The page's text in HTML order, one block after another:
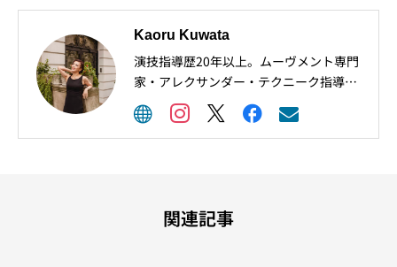
Kaoru Kuwata
演技指導歴20年以上。ムーヴメント専門
家・アレクサンダー・テクニーク指導者
としても、プロの俳優や歌手、ダンサー
の身体表現を幅広くサポート。 現在は、
ニューヨークでの実地研修を経て、IDC
おける“演出の意図”と“俳優の安心”を両
関連記事